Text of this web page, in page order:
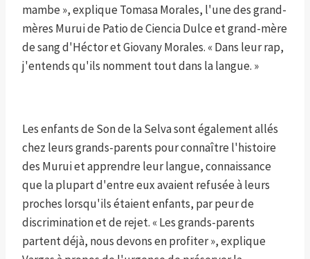
mambe », explique Tomasa Morales, l'une des grand-
mères Murui de Patio de Ciencia Dulce et grand-mère
de sang d'Héctor et Giovany Morales. « Dans leur rap,
j'entends qu'ils nomment tout dans la langue. »
Les enfants de Son de la Selva sont également allés
chez leurs grands-parents pour connaître l'histoire
des Murui et apprendre leur langue, connaissance
que la plupart d'entre eux avaient refusée à leurs
proches lorsqu'ils étaient enfants, par peur de
discrimination et de rejet. « Les grands-parents
partent déjà, nous devons en profiter », explique